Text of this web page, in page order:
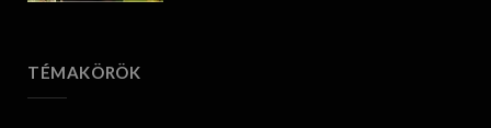
TÉMAKÖRÖK